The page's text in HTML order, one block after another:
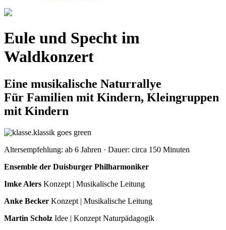
Eule und Specht im
Waldkonzert
Eine musikalische Naturrallye
Für Familien mit Kindern, Kleingruppen
mit Kindern
Altersempfehlung: ab 6 Jahren · Dauer: circa 150 Minuten
Ensemble der Duisburger Philharmoniker
Imke Alers Konzept | Musikalische Leitung
Anke Becker Konzept | Musikalische Leitung
Martin Scholz Idee | Konzept Naturpädagogik